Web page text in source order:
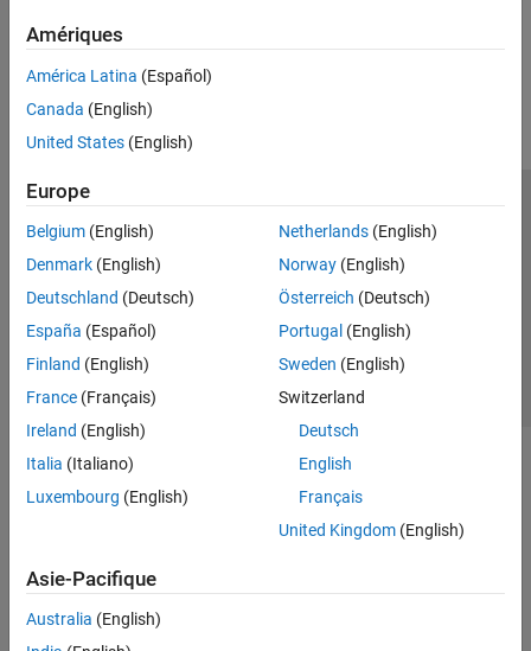
Amériques
América Latina (Español)
Canada (English)
United States (English)
Europe
Belgium (English)
Denmark (English)
Deutschland (Deutsch)
España (Español)
Finland (English)
France (Français)
Ireland (English)
Italia (Italiano)
Luxembourg (English)
Netherlands(English)
Norway(English)
Österreich (Deutsch)
Portugal (English)
Sweden (English)
Switzerland
Deutsch
English
Français
United Kingdom(English)
Asie-Pacifique
Australia (English)
Lutte anti-piratage
Contacts locaux
© 1994-2026 The MathWorks, Inc.